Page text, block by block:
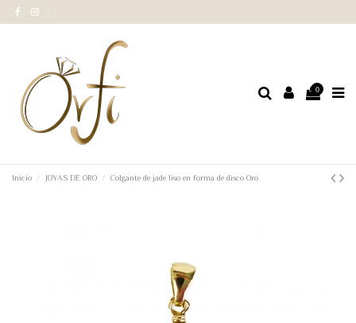
0
Inicio JOYAS DE ORO Colgante de jade liso en forma de disco Oro